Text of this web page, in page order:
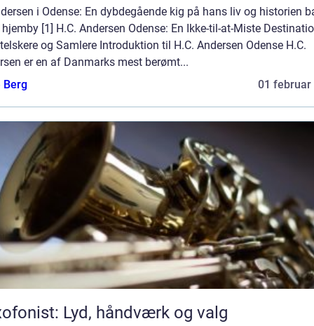
i Odense: En dybdegående kig på hans liv og historien
[1] H.C. Andersen Odense: En Ikke-til-at-Miste
og Samlere Introduktion til H.C. Andersen Odense H.C.
er en af Danmarks mest berømt...
Berg
01 februar
Lyd, håndværk og valg